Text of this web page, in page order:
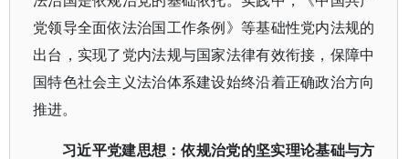
党领导全面依法治国工作条例》等基础性党内法规的
出台，实现了党内法规与国家法律有效衔接，保障中
国特色社会主义法治体系建设始终沿着正确政治方向
推进。
习近平党建思想：依规治党的坚实理论基础与方